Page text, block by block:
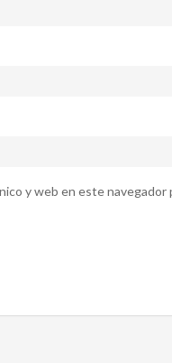
y web en este navegador